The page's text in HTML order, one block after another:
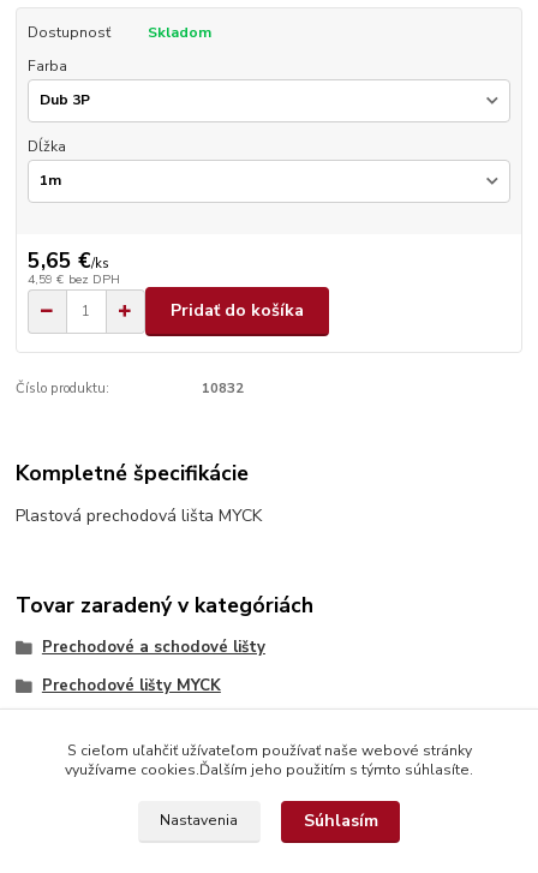
Dostupnosť
Skladom
Farba
Dĺžka
5,65 €/ks
4,59 € bez DPH
Pridať do košíka
Číslo produktu: 10832
Kompletné špecifikácie
Plastová prechodová lišta MYCK
Tovar zaradený v kategóriách
Prechodové a schodové lišty
Prechodové lišty MYCK
S cieľom uľahčiť užívateľom používať naše webové stránky
využívame cookies.Ďalším jeho použitím s týmto súhlasíte.
Nastavenia Súhlasím